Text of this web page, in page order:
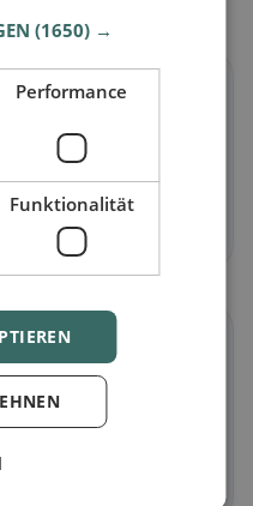
(1650) →
Performance
Funktionalität